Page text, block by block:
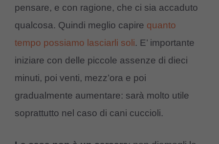
pensare, e con ragione, che ci sia accaduto
qualcosa. Quindi meglio capire quanto
tempo possiamo lasciarli soli. E’ importante
iniziare con delle piccole assenze di dieci
minuti, poi venti, mezz’ora e poi
gradualmente aumentare: sarà molto utile
soprattutto nel caso di cani cuccioli.